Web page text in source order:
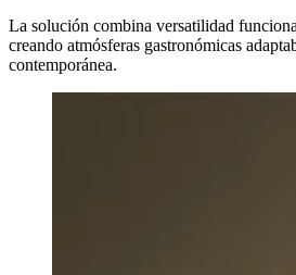
La solución combina versatilidad
creando atmósferas gastronómicas
contemporánea.